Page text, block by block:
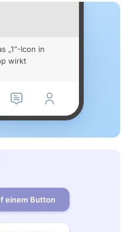
„1“-Icon in
wirkt
einem Button